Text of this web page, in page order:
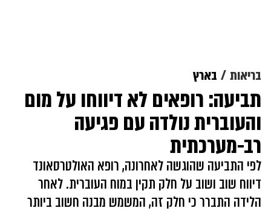
בריאות בארץ
תביעה: רופאים לא דיווחו על מום
והעוברית נולדה עם פגיעה
רב-מערכתית
לפי התביעה שהוגשה לאחרונה, רופא האולטרסאונד
דיווח שוב ושוב על חלק תקין במוח העוברית. לאחר
הלידה התברר כי חלק זה, המשמש מבנה חשוב ביותר